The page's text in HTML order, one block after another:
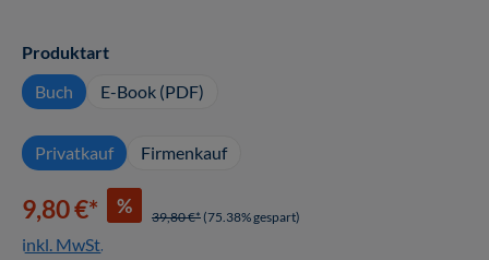
Produktartauswählen
Buch
E-Book (PDF)
Privatkauf Firmenkauf
9,80 €* % 39,80 €* (75.38% gespart)
inkl. MwSt.